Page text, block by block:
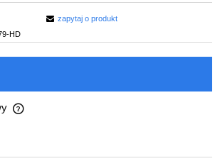
HD
zapytaj o produkt
kosztów płatności